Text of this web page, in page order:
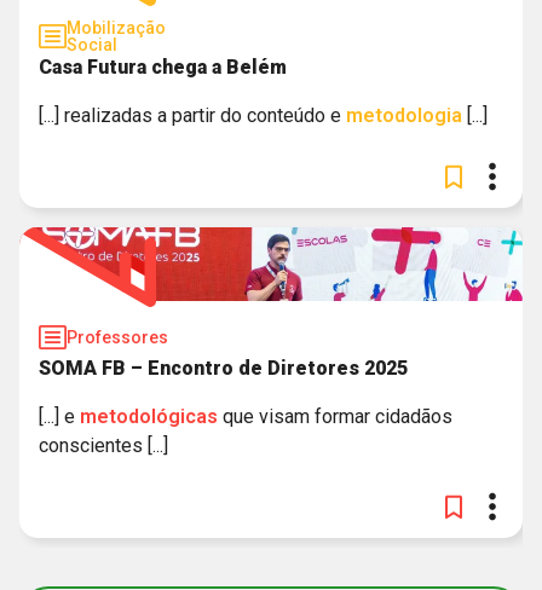
Mobilização
Social
Casa Futura chega a Belém
[...] realizadas a partir do conteúdo e metodologia [...]
Professores
SOMA FB – Encontro de Diretores 2025
[...] e metodológicas que visam formar cidadãos
conscientes [...]